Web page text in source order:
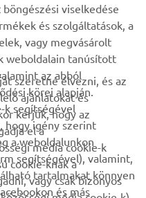
ajánlatokról, különleges
hogy megtudja, hogyan
Szabályzat
viselkedése
és szolgáltatások, a
vagy megvásárolt
weboldalain tanúsított
az abból
körei alapján.
k segítségével
hogy igény szerint
a weboldalunkon
segítségével), valamint,
tartalmakat könnyen
és más
szeretné élvezni, és az
ajánlatokat és
kérjük, hogy az
el a
média cookie-k
cookie-knak a
vagy csak bizonyos